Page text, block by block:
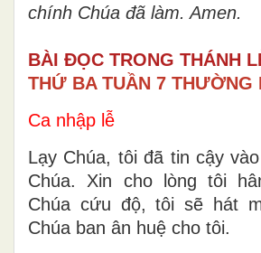
chính Chúa đã làm. Amen.
BÀI ĐỌC TRONG THÁNH
THỨ BA TUẦN 7 THƯỜNG
Ca nhập lễ
Lạy Chúa, tôi đã tin cậy
Chúa. Xin cho lòng tôi
Chúa cứu độ, tôi sẽ hát
Chúa ban ân huệ cho tôi.